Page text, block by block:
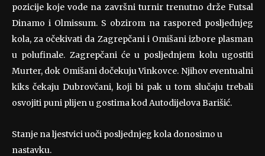
pozicije koje vode na završni turnir trenutno drže Futsal
Dinamo i Olmissum. S obzirom na raspored posljednjeg
kola, za očekivati da Zagrepčani i Omišani izbore plasman
u polufinale. Zagrepčani će u posljednjem kolu ugostiti
Murter, dok Omišani dočekuju Vinkovce. Njihov eventualni
kiks čekaju Dubrovčani, koji bi pak u tom slučaju trebali
osvojiti puni plijen u gostima kod Autodijelova Barišić.
Stanje na ljestvici uoči posljednjeg kola donosimo u
nastavku.